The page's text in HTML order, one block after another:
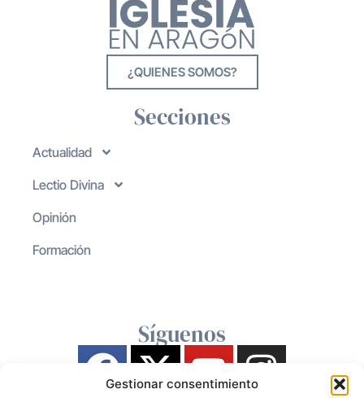
Gestionar consentimiento
¿QUIENES SOMOS?
Secciones
Actualidad
Lectio Divina
Opinión
Formación
Síguenos